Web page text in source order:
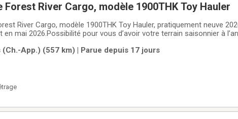
Forest River Cargo, modèle 1900THK Toy Hauler
River Cargo, modèle 1900THK Toy Hauler, pratiquement neuve
en mai 2026.Possibilité pour vous d’avoir votre terrain saisonnier à
avec en prime
App.) (557 km) | Parue depuis 17 jours